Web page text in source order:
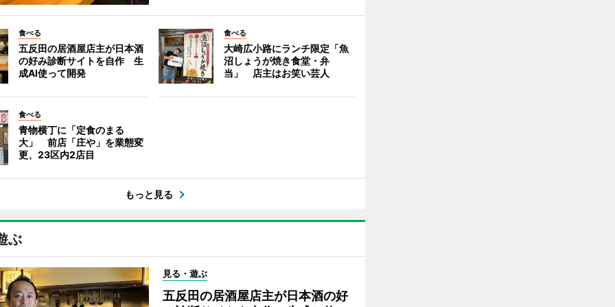
食べる
五反田の居酒屋店主が日本酒
の好み診断サイトを自作 生
成AI使って開発
食べる
大崎広小路にランチ限定「魚
沼しょうが焼き食堂・弁
当」 店主はお笑い芸人
食べる
青物横丁に「定食のまる
大」 前店「庄や」を業態変
更、23区内2店目
もっと見る
ぶ
見る・遊ぶ
五反田の居酒屋店主が日本酒の好